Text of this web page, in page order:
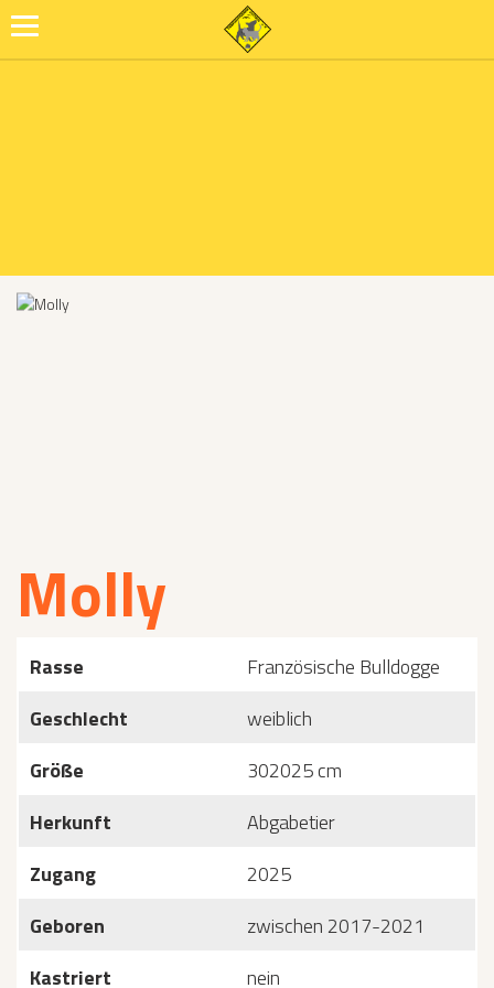
Molly
Rasse
Französische Bulldogge
Geschlecht
weiblich
Größe
302025 cm
Herkunft
Abgabetier
Zugang
2025
Geboren
zwischen 2017-2021
Kastriert
nein